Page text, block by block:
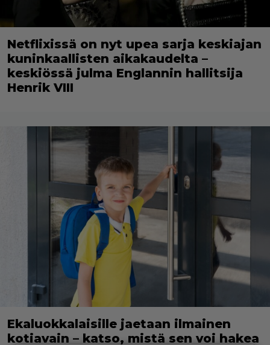
Netflixissä on nyt upea sarja keskiajan
kuninkaallisten aikakaudelta –
keskiössä julma Englannin hallitsija
Henrik VIII
Ekaluokkalaisille jaetaan ilmainen
kotiavain – katso, mistä sen voi hakea